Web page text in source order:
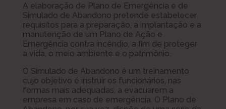
A elaboração de Plano de Emergência e de
Simulado de Abandono pretende estabelecer
requisitos para a preparação, a implantação e a
manutenção de um Plano de Ação e
Emergência contra incêndio, a fim de proteger
a vida, o meio ambiente e o patrimônio.
O Simulado de Abandono é um treinamento
cujo objetivo é instruir os funcionários, nas
formas mais adequadas, a evacuarem a
empresa em caso de emergência. O Plano de